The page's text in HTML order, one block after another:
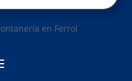
en Ferrol